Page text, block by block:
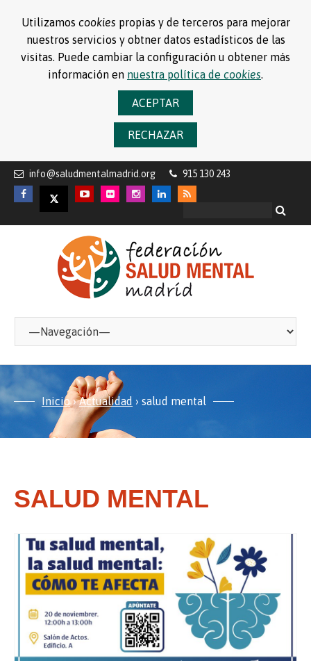
Utilizamos cookies propias y de terceros para mejorar
nuestros servicios y obtner datos estadísticos de las
visitas. Puede cambiar la configuración u obtener más
información en nuestra política de cookies.
ACEPTAR
RECHAZAR
info@saludmentalmadrid.org 915 130 243
Inicio›Actualidad › salud mental
SALUD MENTAL